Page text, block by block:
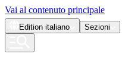
Vai al contenuto principale
Edition italiano Sezioni